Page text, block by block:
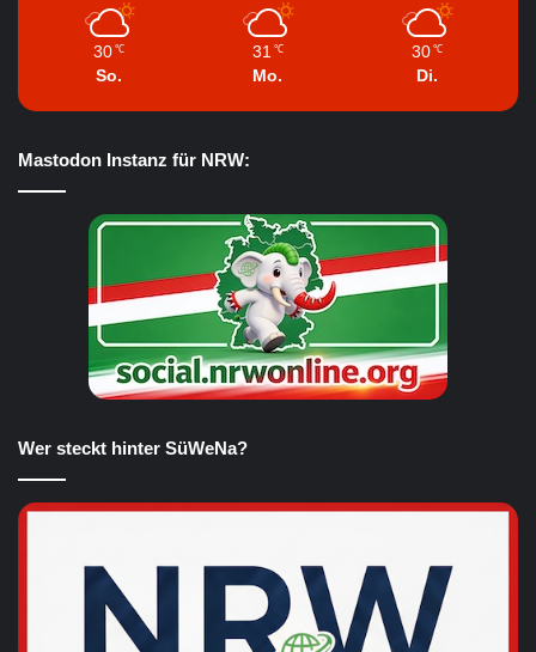
30 ℃
So.
31 ℃
Mo.
30 ℃
Di.
Mastodon Instanz für NRW:
Wer steckt hinter SüWeNa?